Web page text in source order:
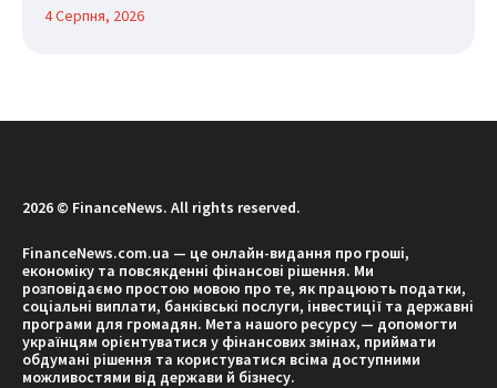
4 Серпня, 2026
2026 © FinanceNews. All rights reserved.
FinanceNews.com.ua — це онлайн-видання про гроші,
економіку та повсякденні фінансові рішення. Ми
розповідаємо простою мовою про те, як працюють податки,
соціальні виплати, банківські послуги, інвестиції та державні
програми для громадян. Мета нашого ресурсу — допомогти
українцям орієнтуватися у фінансових змінах, приймати
обдумані рішення та користуватися всіма доступними
можливостями від держави й бізнесу.